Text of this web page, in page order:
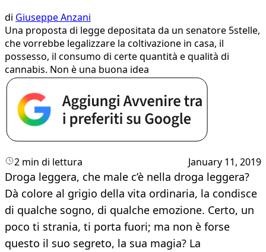
di Giuseppe Anzani
Una proposta di legge depositata da un senatore 5stelle,
che vorrebbe legalizzare la coltivazione in casa, il
possesso, il consumo di certe quantità e qualità di
cannabis. Non è una buona idea
2 min di lettura January 11, 2019
Droga leggera, che male c’è nella droga leggera?
Dà colore al grigio della vita ordinaria, la condisce
di qualche sogno, di qualche emozione. Certo, un
poco ti strania, ti porta fuori; ma non è forse
questo il suo segreto, la sua magia? La